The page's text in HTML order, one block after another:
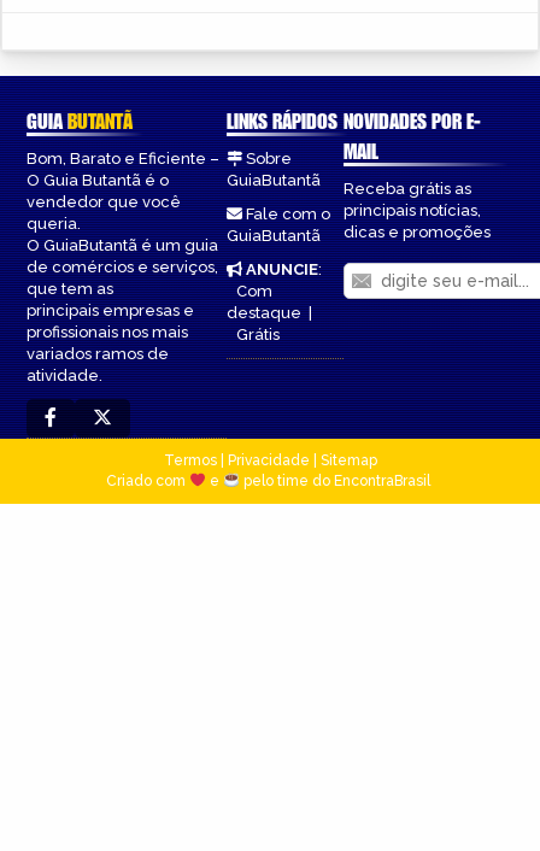
GUIABUTANTÃ
Bom, Barato e Eficiente –
O Guia Butantã é o
vendedor que você
queria.
O GuiaButantã é um guia
de comércios e serviços,
que tem as
principais empresas e
profissionais nos mais
variados ramos de
atividade.
LINKS RÁPIDOS
Sobre
GuiaButantã
Fale com o
GuiaButantã
ANUNCIE:
Com
destaque|
Grátis
NOVIDADES POR E-
MAIL
Receba grátis as
principais notícias,
dicas e promoções
Termos| Privacidade
Sitemap
Criado com
e pelo time do EncontraBrasil